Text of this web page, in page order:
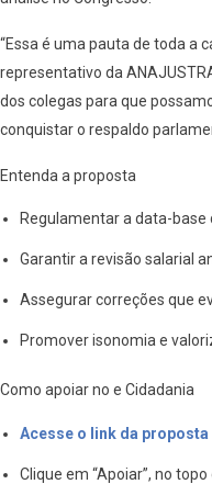
“Essa é uma pauta de toda a
representativo da
dos colegas para que
conquistar o respaldo
Entenda a proposta
Regulamentar a data-base
Garantir a revisão salarial
Assegurar correções que
Promover isonomia e
Como apoiar no e Cidadania
Acesse o link da proposta
Clique em “Apoiar”, no